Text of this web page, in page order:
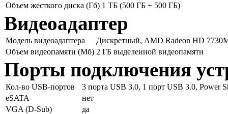
Объем жесткого диска (Гб) 1 ТБ (500 ГБ + 500 ГБ)
Видеоадаптер
Модель видеоадаптера
Дискретный, AMD Radeon HD
Объем видеопамяти (Мб) 2 ГБ выделенной видеопамяти
Порты подключения
Кол-во USB-портов
3 порта USB 3.0, 1 порт USB 3.0, Power
eSATA
нет
VGA (D-Sub)
да